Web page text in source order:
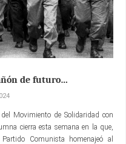
de futuro…
Movimiento de Solidaridad con
cierra esta semana en la que,
Comunista homenajeó al